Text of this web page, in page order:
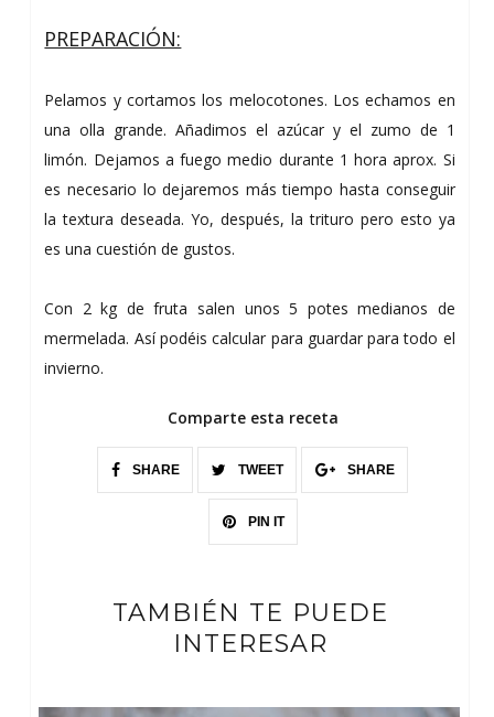
PREPARACIÓN:
Pelamos y cortamos los melocotones. Los echamos en
una olla grande. Añadimos el azúcar y el zumo de 1
limón. Dejamos a fuego medio durante 1 hora aprox. Si
es necesario lo dejaremos más tiempo hasta conseguir
la textura deseada. Yo, después, la trituro pero esto ya
es una cuestión de gustos.
Con 2 kg de fruta salen unos 5 potes medianos de
mermelada. Así podéis calcular para guardar para todo el
invierno.
Comparte esta receta
SHARE TWEET SHARE
PIN IT
TAMBIÉN TE PUEDE
INTERESAR